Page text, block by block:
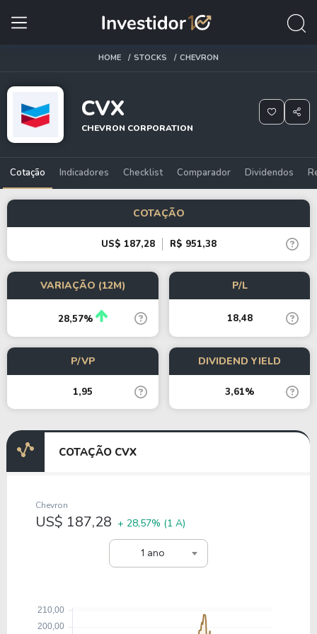
HOME STOCKS CHEVRON
CVX
CHEVRON CORPORATION
Cotação Indicadores Checklist Comparador Dividendos
COTAÇÃO
US$ 187,28 R$ 951,38
VARIAÇÃO (12M)
28,57%
P/L
18,48
P/VP
1,95
DIVIDEND YIELD
3,61%
COTAÇÃO CVX
1 ano
Chevron
US$ 187,28 + 28,57% (1 A)